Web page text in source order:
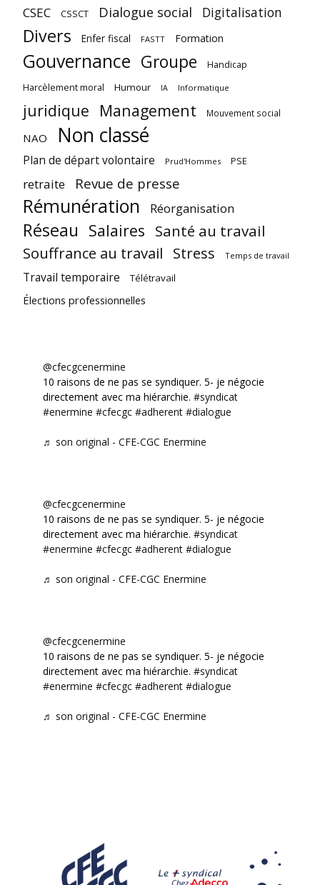
CSEC CSSCT Dialogue social Digitalisation
Divers Enfer fiscal FASTT Formation
Gouvernance Groupe Handicap
Harcèlement moral Humour IA Informatique
juridique Management Mouvement social
NAO Non classé
Plan de départ volontaire Prud'Hommes PSE
retraite Revue de presse
Rémunération Réorganisation
Réseau Salaires Santé au travail
Souffrance au travail Stress Temps de travail
Travail temporaire Télétravail
Élections professionnelles
@cfecgcenermine
10 raisons de ne pas se syndiquer. 5- je négocie
directement avec ma hiérarchie. #syndicat
#enermine #cfecgc #adherent #dialogue
♬ son original - CFE-CGC Enermine
@cfecgcenermine
10 raisons de ne pas se syndiquer. 5- je négocie
directement avec ma hiérarchie. #syndicat
#enermine #cfecgc #adherent #dialogue
♬ son original - CFE-CGC Enermine
@cfecgcenermine
10 raisons de ne pas se syndiquer. 5- je négocie
directement avec ma hiérarchie. #syndicat
#enermine #cfecgc #adherent #dialogue
♬ son original - CFE-CGC Enermine